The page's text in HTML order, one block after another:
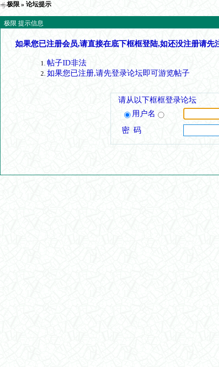
极限 » 论坛提示
极限 提示信息
如果您已注册会员,请直接在底下框框登陆,如还没注册请先
帖子ID非法
如果您已注册,请先登录论坛即可游览帖子
请从以下框框登录论坛
用户名
密 码